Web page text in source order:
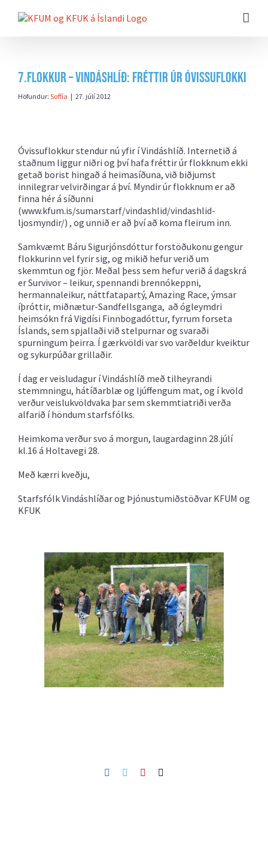
beint
7.flokkur – Vindáshlíð: Fréttir úr Óvissuflokki
Höfundur: Soffía | 27. júlí 2012
Óvissuflokkur stendur nú yfir í Vindáshlíð. Internetið á
staðnum liggur niðri og því hafa fréttir úr flokknum ekki
getað borist hingað á heimasíðuna, við biðjumst
innilegrar velvirðingar á því. Myndir úr flokknum er að
finna hér á síðunni
(www.kfum.is/sumarstarf/vindashlid/vindashlid-
ljosmyndir/) , og unnið er að því að koma fleirum inn.
Samkvæmt Báru Sigurjónsdóttur forstöðukonu gengur
flokkurinn vel fyrir sig, og mikið hefur verið um
skemmtun og fjör. Meðal þess sem hefur verið á dagskrá
er Survivor – leikur, spennandi brennókeppni,
hermannaleikur, náttfatapartý, Amazing Race, ýmsar
íþróttir, miðnætur-Sandfellsganga, að ógleymdri
heimsókn frá Vigdísi Finnbogadóttur, fyrrum forseta
Íslands, sem spjallaði við stelpurnar og svaraði
spurningum þeirra. Í gærkvöldi var svo varðeldur kveiktur
og sykurpúðar grillaðir.
Í dag er veisludagur í Vindáshlíð með tilheyrandi
stemmningu, hátíðarblæ og ljúffengum mat, og í kvöld
verður veislukvöldvaka þar sem skemmtiatriði verða
alfarið í höndum starfsfólks.
Heimkoma verður svo á morgun, laugardaginn 28.júlí
kl.16 á Holtavegi 28.
Með kærri kveðju,
Starfsfólk Vindáshlíðar og Þjónustumiðstöðvar KFUM og
KFUK
Facebook
TwitterPinterest